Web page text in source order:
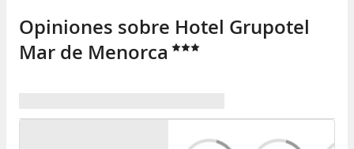
Opiniones sobre Hotel Grupotel
Mar de Menorca